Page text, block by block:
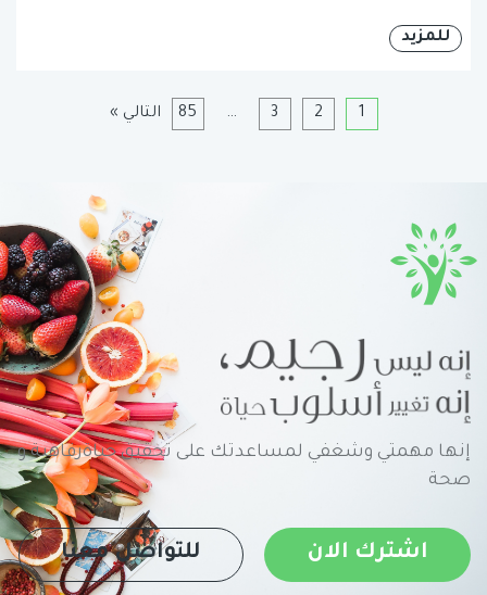
للمزيد
1
2
3
…
85 التالي »
إنها مهمتي وشغفي لمساعدتك على تحقيق حياةرفاهية و
صحة
اشترك الان للتواصل معنا